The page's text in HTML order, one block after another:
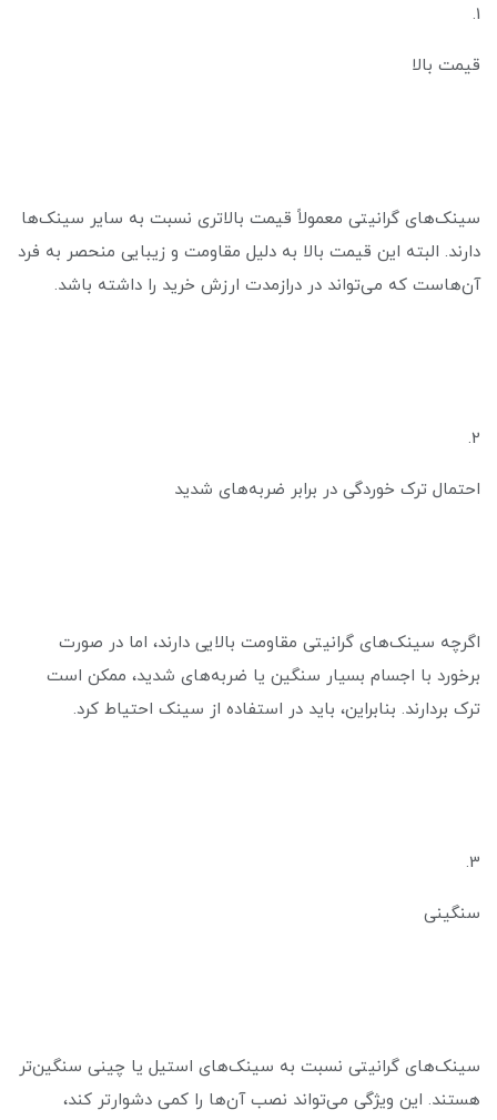
1.
قیمت بالا
سینک‌های گرانیتی معمولاً قیمت بالاتری نسبت به سایر سینک‌ها
دارند. البته این قیمت بالا به دلیل مقاومت و زیبایی منحصر به فرد
آن‌هاست که می‌تواند در درازمدت ارزش خرید را داشته باشد.
2.
احتمال ترک خوردگی در برابر ضربه‌های شدید
اگرچه سینک‌های گرانیتی مقاومت بالایی دارند، اما در صورت
برخورد با اجسام بسیار سنگین یا ضربه‌های شدید، ممکن است
ترک بردارند. بنابراین، باید در استفاده از سینک احتیاط کرد.
3.
سنگینی
سینک‌های گرانیتی نسبت به سینک‌های استیل یا چینی سنگین‌تر
هستند. این ویژگی می‌تواند نصب آن‌ها را کمی دشوارتر کند،